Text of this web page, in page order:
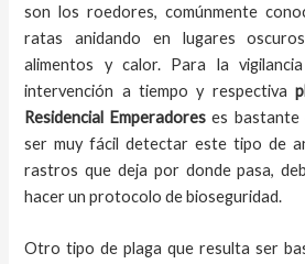
son los roedores, comúnmente
ratas anidando en lugares
alimentos y calor. Para la
intervención a tiempo y respectiva
Residencial Emperadores es bastante
ser muy fácil detectar este tipo de
rastros que deja por donde pasa,
hacer un protocolo de bioseguridad.
Otro tipo de plaga que resulta ser